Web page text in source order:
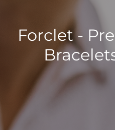
Forclet -